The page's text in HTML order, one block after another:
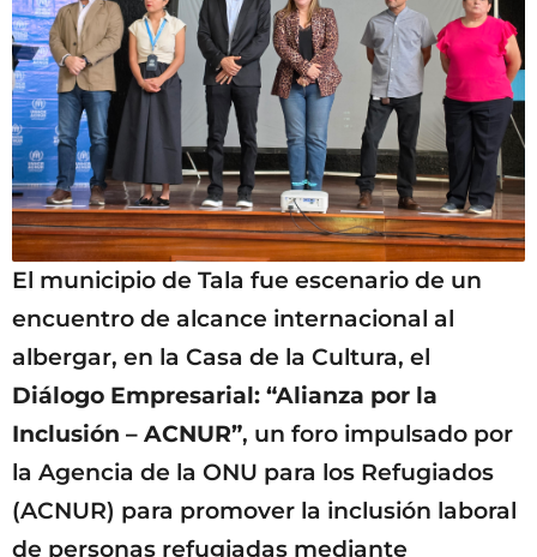
El municipio de Tala fue escenario de un
encuentro de alcance internacional al
albergar, en la Casa de la Cultura, el
Diálogo Empresarial: “Alianza por la
Inclusión – ACNUR”, un foro impulsado por
la Agencia de la ONU para los Refugiados
(ACNUR) para promover la inclusión laboral
de personas refugiadas mediante